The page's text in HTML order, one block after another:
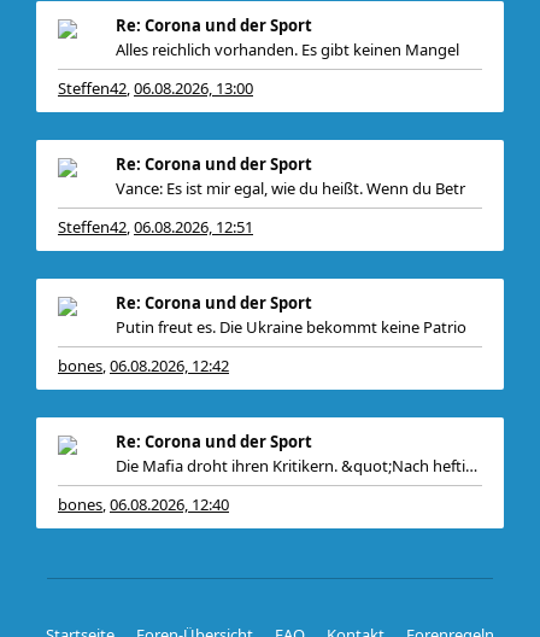
Re: Corona und der Sport
Alles reichlich vorhanden. Es gibt keinen Mangel
Steffen42,06.08.2026, 13:00
Re: Corona und der Sport
Vance: Es ist mir egal, wie du heißt. Wenn du Betr
Steffen42,06.08.2026, 12:51
Re: Corona und der Sport
Putin freut es. Die Ukraine bekommt keine Patrio
bones,06.08.2026, 12:42
Re: Corona und der Sport
Die Mafia droht ihren Kritikern. &quot;Nach heftiger K
bones,06.08.2026, 12:40